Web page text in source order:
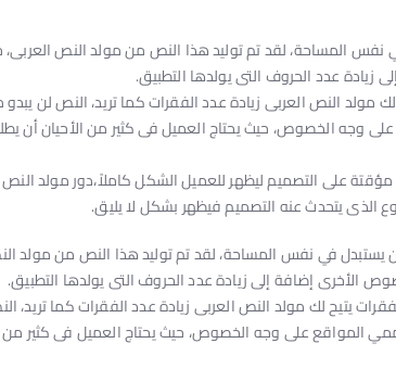
المساحة، لقد تم توليد هذا النص من مولد النص
زيادة عدد الحروف التى يولدها التطبيق.
مولد النص العربى زيادة عدد الفقرات كما تريد، النص لن
وجه الخصوص، حيث يحتاج العميل فى كثير من الأحيان أن
على التصميم ليظهر للعميل الشكل كاملاً،دور مولد
الذى يتحدث عنه التصميم فيظهر بشكل لا يليق.
في نفس المساحة، لقد تم توليد هذا النص من مولد
الأخرى إضافة إلى زيادة عدد الحروف التى يولدها التطبيق.
يتيح لك مولد النص العربى زيادة عدد الفقرات كما
المواقع على وجه الخصوص، حيث يحتاج العميل فى كثير من